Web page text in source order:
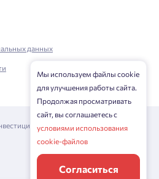
данных
корпорация
Мы используем файлы cookie
для улучшения работы сайта.
Продолжая просматривать
сайт, вы соглашаетесь с
условиями использования
cookie-файлов
Согласиться